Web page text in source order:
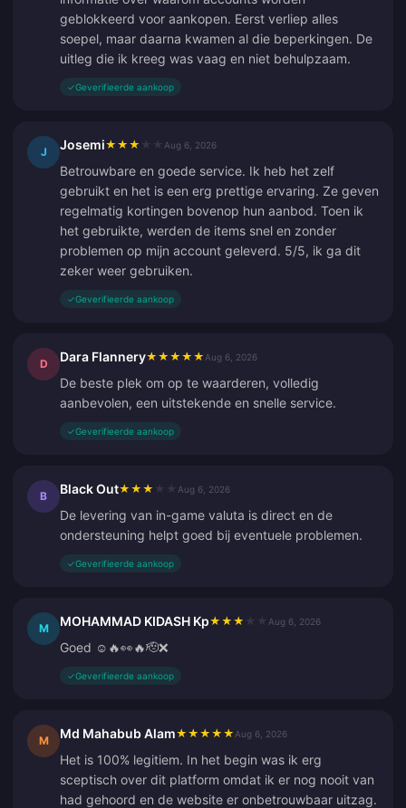
geblokkeerd voor aankopen. Eerst verliep alles
soepel, maar daarna kwamen al die beperkingen. De
uitleg die ik kreeg was vaag en niet behulpzaam.
✓Geverifieerde aankoop
J Josemi★ ★ ★ Aug 6, 2026
Betrouwbare en goede service. Ik heb het zelf
gebruikt en het is een erg prettige ervaring. Ze geven
regelmatig kortingen bovenop hun aanbod. Toen ik
het gebruikte, werden de items snel en zonder
problemen op mijn account geleverd. 5/5, ik ga dit
zeker weer gebruiken.
✓Geverifieerde aankoop
D Dara Flannery★ ★ ★ ★ ★ Aug 6, 2026
De beste plek om op te waarderen, volledig
aanbevolen, een uitstekende en snelle service.
✓Geverifieerde aankoop
B Black Out★ ★ ★ Aug 6, 2026
De levering van in-game valuta is direct en de
ondersteuning helpt goed bij eventuele problemen.
✓Geverifieerde aankoop
M MOHAMMAD KIDASH Kp★ ★ ★ Aug 6, 2026
Goed ☺️🔥👀🔥🫡❌
✓Geverifieerde aankoop
M Md Mahabub Alam★ ★ ★ ★ ★ Aug 6, 2026
Het is 100% legitiem. In het begin was ik erg
sceptisch over dit platform omdat ik er nog nooit van
had gehoord en de website er onbetrouwbaar uitzag.